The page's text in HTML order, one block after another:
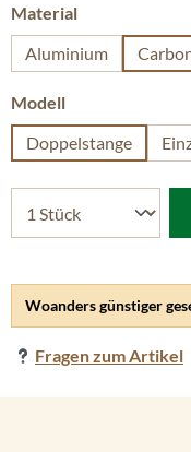
Woanders günstiger
Fragen zum Artikel
Materialauswählen
Aluminium
Modellauswählen
Doppelstange